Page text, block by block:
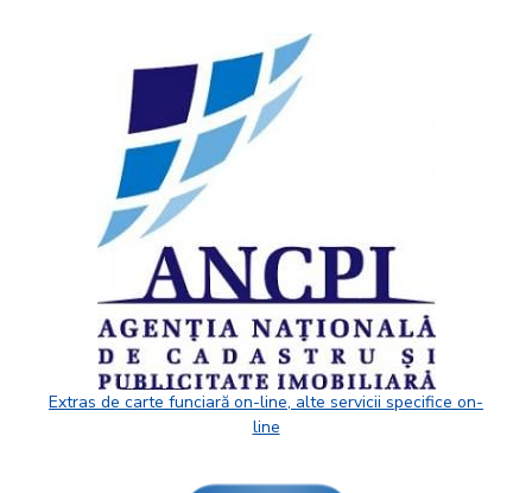
Extras de carte funciară on-line, alte servicii specifice on-
line